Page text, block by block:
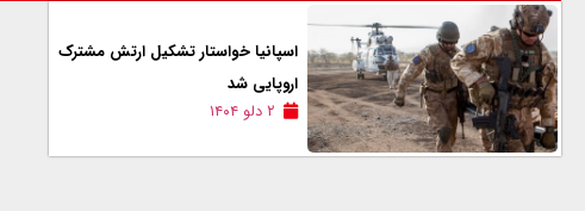
اسپانیا خواستار تشکیل ارتش مشترک
اروپایی شد
۲ دلو ۱۴۰۴